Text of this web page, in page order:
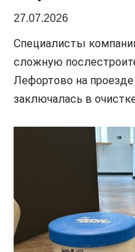
27.07.2026
Специалисты
сложную
Лефортово на
заключалась в